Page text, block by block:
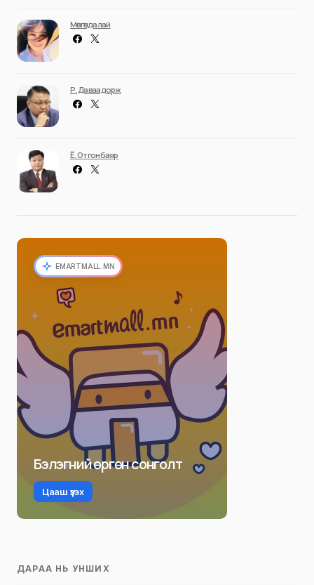
Мөнгөндалай
Р. Даваадорж
Ё. Отгонбаяр
EMARTMALL.MN
Бэлэгний өргөн сонголт
Цааш үзэх
ДАРАА НЬ УНШИХ